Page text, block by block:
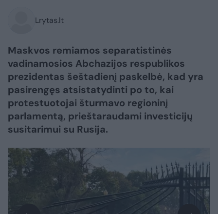
Lrytas.lt
Maskvos remiamos separatistinės
vadinamosios Abchazijos respublikos
prezidentas šeštadienį paskelbė, kad yra
pasirengęs atsistatydinti po to, kai
protestuotojai šturmavo regioninį
parlamentą, prieštaraudami investicijų
susitarimui su Rusija.